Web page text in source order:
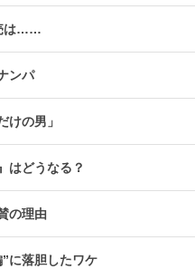
は……
ンパ
けの男」
はどうなる？
の理由
”に落胆したワケ